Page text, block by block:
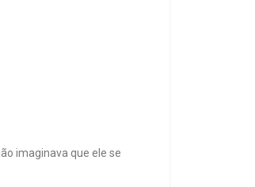
imaginava que ele se